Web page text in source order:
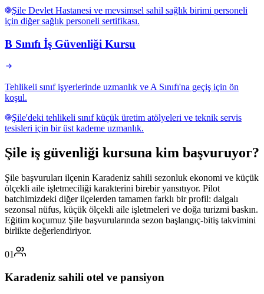
Şile Devlet Hastanesi ve mevsimsel sahil sağlık birimi personeli
için diğer sağlık personeli sertifikası.
B Sınıfı İş Güvenliği Kursu
Tehlikeli sınıf işyerlerinde uzmanlık ve A Sınıfı'na geçiş için ön
koşul.
Şile'deki tehlikeli sınıf küçük üretim atölyeleri ve teknik servis
tesisleri için bir üst kademe uzmanlık.
Şile iş güvenliği kursuna kim başvuruyor?
Şile başvuruları ilçenin Karadeniz sahili sezonluk ekonomi ve küçük
ölçekli aile işletmeciliği karakterini birebir yansıtıyor. Pilot
batchimizdeki diğer ilçelerden tamamen farklı bir profil: dalgalı
sezonsal nüfus, küçük ölçekli aile işletmeleri ve doğa turizmi baskın.
Eğitim koçumuz Şile başvurularında sezon başlangıç-bitiş takvimini
birlikte değerlendiriyor.
01
Karadeniz sahili otel ve pansiyon